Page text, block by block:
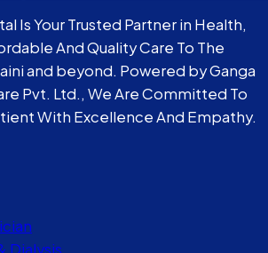
Is Your Trusted Partner in Health,
And Quality Care To The
and beyond. Powered by Ganga
Pvt. Ltd., We Are Committed To
With Excellence And Empathy.
Dialysis